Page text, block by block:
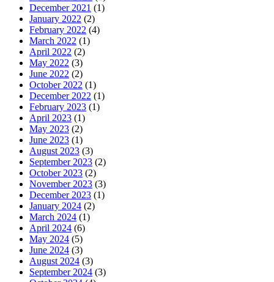
December 2021 (1)
January 2022 (2)
February 2022 (4)
March 2022 (1)
April 2022 (2)
May 2022 (3)
June 2022 (2)
October 2022 (1)
December 2022 (1)
February 2023 (1)
April 2023 (1)
May 2023 (2)
June 2023 (1)
August 2023 (3)
September 2023 (2)
October 2023 (2)
November 2023 (3)
December 2023 (1)
January 2024 (2)
March 2024 (1)
April 2024 (6)
May 2024 (5)
June 2024 (3)
August 2024 (3)
September 2024 (3)